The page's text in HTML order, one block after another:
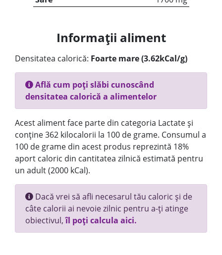
Informații aliment
Densitatea calorică: Foarte mare (3.62kCal/g)
Află cum poți slăbi cunoscând
densitatea calorică a alimentelor
Acest aliment face parte din categoria Lactate și
conține 362 kilocalorii la 100 de grame. Consumul a
100 de grame din acest produs reprezintă 18%
aport caloric din cantitatea zilnică estimată pentru
un adult (2000 kCal).
Dacă vrei să afli necesarul tău caloric și de
câte calorii ai nevoie zilnic pentru a-ți atinge
obiectivul,îl poți calcula aici.